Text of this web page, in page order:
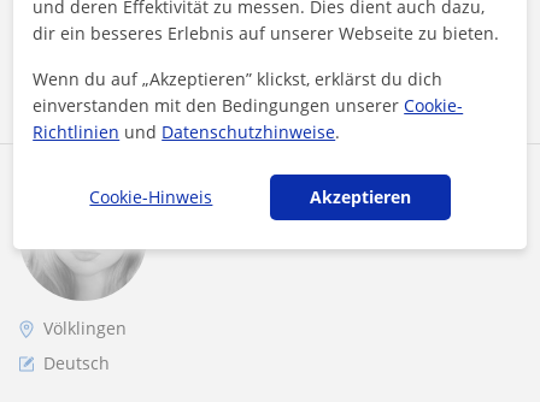
Soleine
Völklingen
Deutsch
und deren Effektivität zu messen. Dies dient auch dazu,
dir ein besseres Erlebnis auf unserer Webseite zu bieten.
Wenn du auf „Akzeptieren” klickst, erklärst du dich
einverstanden mit den Bedingungen unsererCookie-
Richtlinien und Datenschutzhinweise.
Cookie-Hinweis Akzeptieren